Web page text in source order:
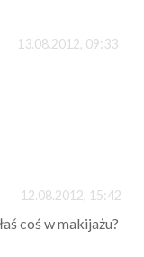
13.08.2012, 09:33
12.08.2012, 15:42
coś w makijażu?